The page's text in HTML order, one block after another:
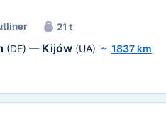
21 t
(DE) — Kijów (UA) ~ 1837 km